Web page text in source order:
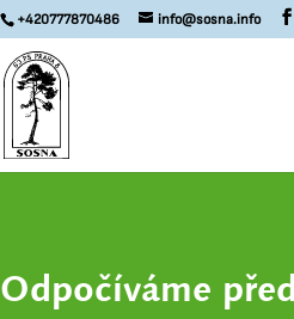
+420777870486 info@sosna.info
Odpočíváme